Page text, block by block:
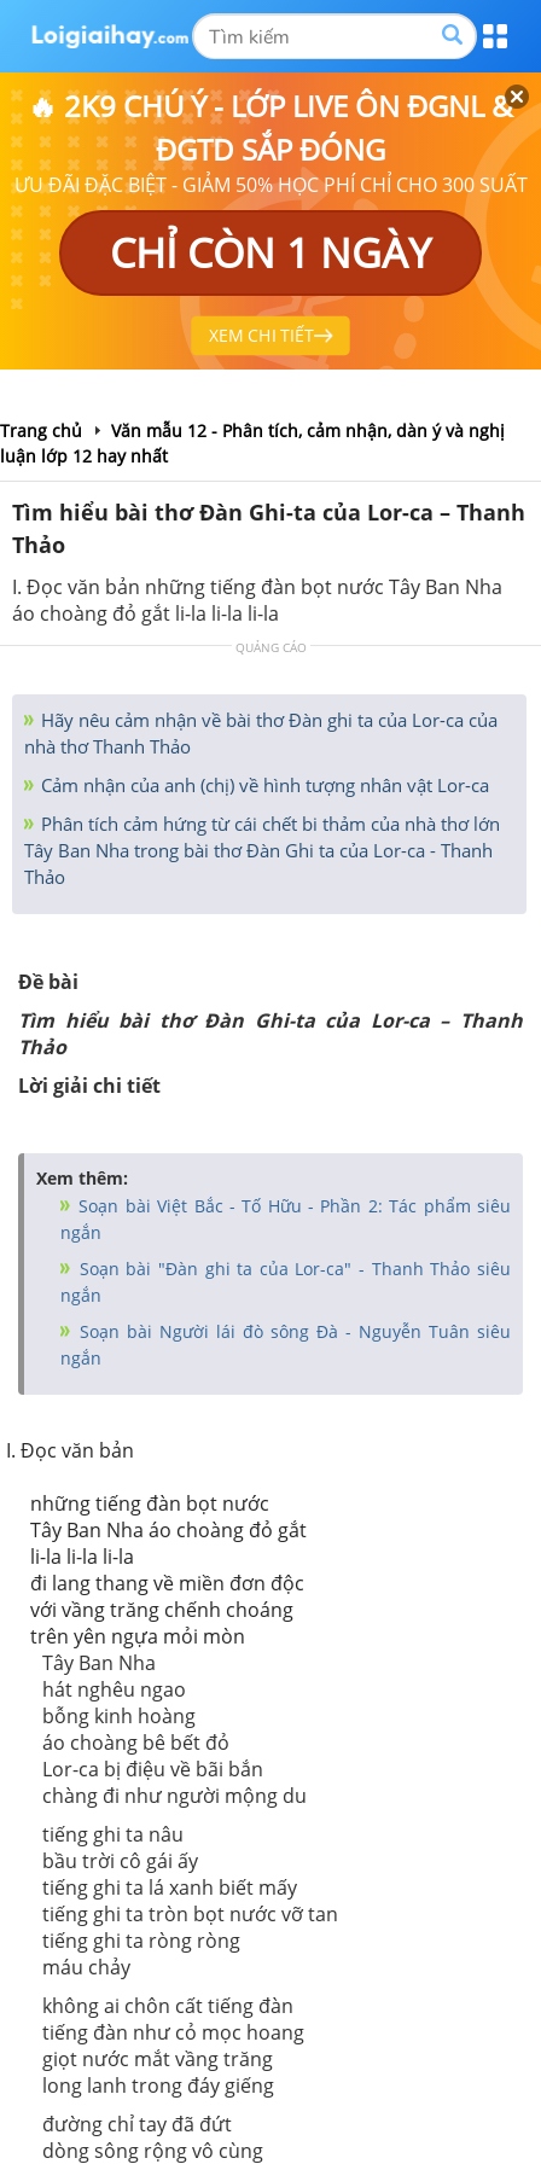
🔥 2K9 CHÚ Ý - LỚP LIVE ÔN ĐGNL &
ĐGTD SẮP ĐÓNG
ƯU ĐÃI ĐẶC BIỆT - GIẢM 50% HỌC PHÍ CHỈ CHO 300 SUẤT
CHỈ CÒN 1 NGÀY
XEM CHI TIẾT
Trang chủ
Văn mẫu 12 - Phân tích, cảm nhận, dàn ý và nghị
luận lớp 12 hay nhất
Tìm hiểu bài thơ Đàn Ghi-ta của Lor-ca – Thanh
Thảo
I. Đọc văn bản những tiếng đàn bọt nước Tây Ban Nha
áo choàng đỏ gắt li-la li-la li-la
QUẢNG CÁO
Hãy nêu cảm nhận về bài thơ Đàn ghi ta của Lor-ca của
nhà thơ Thanh Thảo
Cảm nhận của anh (chị) về hình tượng nhân vật Lor-ca
Phân tích cảm hứng từ cái chết bi thảm của nhà thơ lớn
Tây Ban Nha trong bài thơ Đàn Ghi ta của Lor-ca - Thanh
Thảo
Đề bài
Tìm hiểu bài thơ Đàn Ghi-ta của Lor-ca – Thanh
Thảo
Lời giải chi tiết
Xem thêm:
Soạn bài Việt Bắc - Tố Hữu - Phần 2: Tác phẩm siêu
ngắn
Soạn bài "Đàn ghi ta của Lor-ca" - Thanh Thảo siêu
ngắn
Soạn bài Người lái đò sông Đà - Nguyễn Tuân siêu
ngắn
I. Đọc văn bản
những tiếng đàn bọt nước
Tây Ban Nha áo choàng đỏ gắt
li-la li-la li-la
đi lang thang về miền đơn độc
với vầng trăng chếnh choáng
trên yên ngựa mỏi mòn
Tây Ban Nha
hát nghêu ngao
bỗng kinh hoàng
áo choàng bê bết đỏ
Lor-ca bị điệu về bãi bắn
chàng đi như người mộng du
tiếng ghi ta nâu
bầu trời cô gái ấy
tiếng ghi ta lá xanh biết mấy
tiếng ghi ta tròn bọt nước vỡ tan
tiếng ghi ta ròng ròng
máu chảy
không ai chôn cất tiếng đàn
tiếng đàn như cỏ mọc hoang
giọt nước mắt vầng trăng
long lanh trong đáy giếng
đường chỉ tay đã đứt
dòng sông rộng vô cùng